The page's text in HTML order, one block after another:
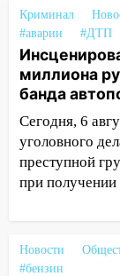
11:12
врезался
10:27 Где
днем 6
10:16
объявлена
10:00 В
09:50
В
застрял в
Криминал
#аварии
#ДТП
миллиона
банда
Сегодня, 6
уголовного
преступной
при получении
Новости
#бензин